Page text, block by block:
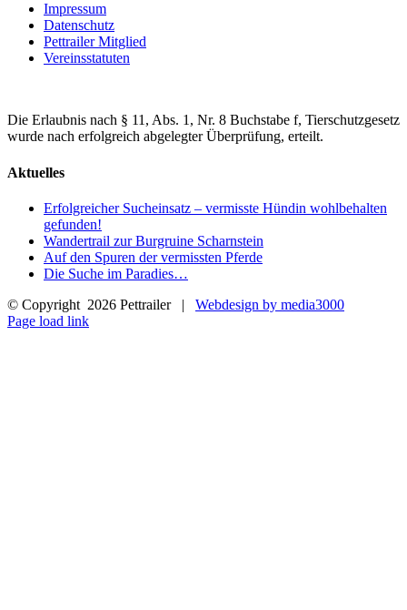
Impressum
Datenschutz
Pettrailer Mitglied
Vereinsstatuten
Die Erlaubnis nach § 11, Abs. 1, Nr. 8 Buchstabe f, Tierschutzgesetz
wurde nach erfolgreich abgelegter Überprüfung, erteilt.
Aktuelles
Erfolgreicher Sucheinsatz – vermisste Hündin wohlbehalten
gefunden!
Wandertrail zur Burgruine Scharnstein
Auf den Spuren der vermissten Pferde
Die Suche im Paradies…
© Copyright 2026 Pettrailer | Webdesign by media3000
Facebook
Page load link